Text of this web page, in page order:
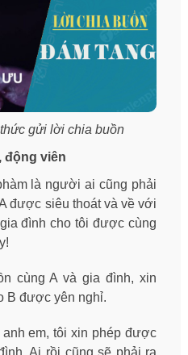
gửi lời chia buồn
động viên
là người ai cũng phải
được siêu thoát và về với
đình cho tôi được cùng
cùng A và gia đình, xin
B được yên nghỉ.
em, tôi xin phép được
Ai rồi cũng sẽ phải ra